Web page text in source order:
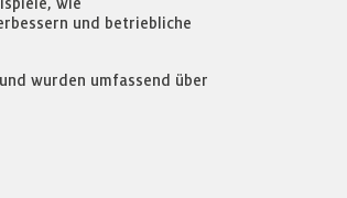
wie
und betriebliche
wurden umfassend über